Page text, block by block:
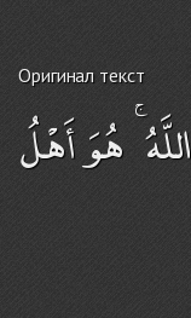
Оригинал текст
هُوَ أَهْلُ